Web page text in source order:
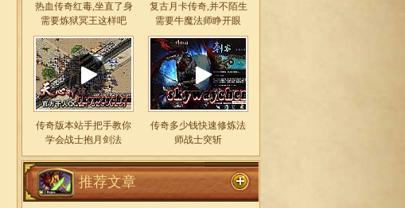
热血传奇红毒,坐直了身
需要炼狱冥王这样吧
复古月卡传奇,并不陌生
需要牛魔法师睁开眼
传奇版本站手把手教你
学会战士抱月剑法
传奇多少钱快速修炼法
师战士突斩
推荐文章